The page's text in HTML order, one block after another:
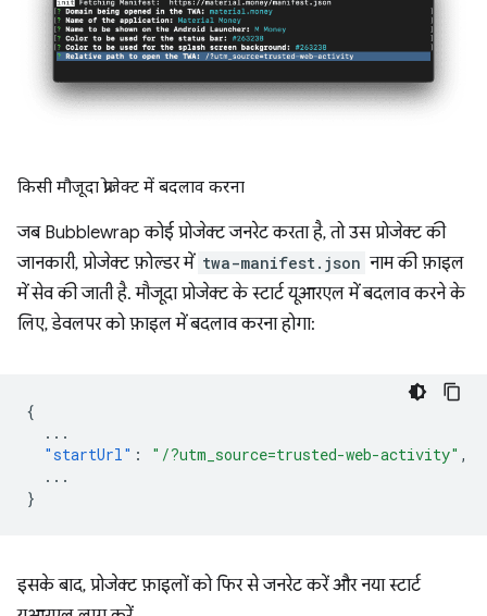
किसी मौजूदा प्रोजेक्ट में बदलाव करना
जब Bubblewrap कोई प्रोजेक्ट जनरेट करता है, तो उस प्रोजेक्ट की
जानकारी, प्रोजेक्ट फ़ोल्डर में twa-manifest.json नाम की फ़ाइल
में सेव की जाती है. मौजूदा प्रोजेक्ट के स्टार्ट यूआरएल में बदलाव करने के
लिए, डेवलपर को फ़ाइल में बदलाव करना होगा:
{
...
"startUrl" : "/?utm_source=trusted-web-activity" ,
...
}
इसके बाद, प्रोजेक्ट फ़ाइलों को फिर से जनरेट करें और नया स्टार्ट